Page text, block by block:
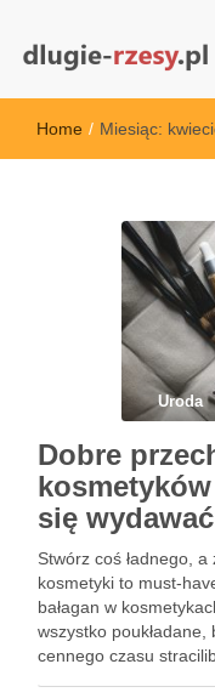
dlugie-
Home / Miesiąc:
Uroda
Dobre
się wydawać
Stwórz coś ładnego,
kosmetyki to must-
bałagan w
wszystko
cennego czasu